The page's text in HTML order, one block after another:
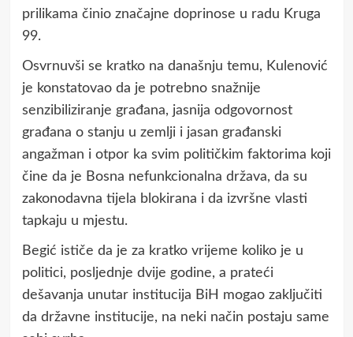
prilikama činio značajne doprinose u radu Kruga
99.
Osvrnuvši se kratko na današnju temu, Kulenović
je konstatovao da je potrebno snažnije
senzibiliziranje građana, jasnija odgovornost
građana o stanju u zemlji i jasan građanski
angažman i otpor ka svim političkim faktorima koji
čine da je Bosna nefunkcionalna država, da su
zakonodavna tijela blokirana i da izvršne vlasti
tapkaju u mjestu.
Begić ističe da je za kratko vrijeme koliko je u
politici, posljednje dvije godine, a prateći
dešavanja unutar institucija BiH mogao zaključiti
da državne institucije, na neki način postaju same